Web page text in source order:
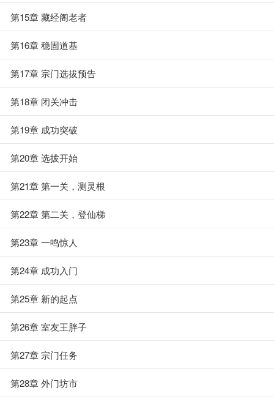
第15章 藏经阁老者
第16章 稳固道基
第17章 宗门选拔预告
第18章 闭关冲击
第19章 成功突破
第20章 选拔开始
第21章 第一关，测灵根
第22章 第二关，登仙梯
第23章 一鸣惊人
第24章 成功入门
第25章 新的起点
第26章 室友王胖子
第27章 宗门任务
第28章 外门坊市